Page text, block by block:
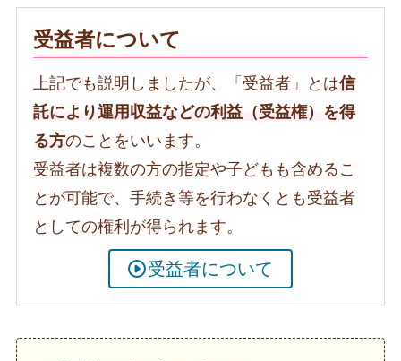
受益者について
上記でも説明しましたが、「受益者」とは信
託により運用収益などの利益（受益権）を得
る方のことをいいます。
受益者は複数の方の指定や子どもも含めるこ
とが可能で、手続き等を行わなくとも受益者
としての権利が得られます。
受益者について